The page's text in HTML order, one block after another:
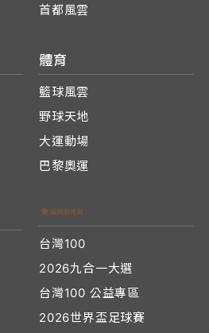
首都風雲
體育
籃球風雲
野球天地
大運動場
巴黎奧運
台灣100
2026九合一大選
台灣100 公益專區
2026世界盃足球賽